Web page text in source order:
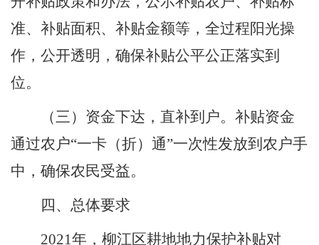
准、补贴面积、补贴金额等，全过程阳光操
作，公开透明，确保补贴公平公正落实到
位。
（三）资金下达，直补到户。 补贴资金
通过农户“一卡（折）通”一次性发放到农户手
中，确保农民受益。
四、总体要求
2021年， 柳江区耕地地力保护补贴对